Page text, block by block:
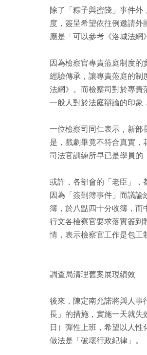
除了「粽子與蜜餞」事件
度，簽呈希望依往例邀請
應是「可以參考《洛城法網
因為檢察官專責蒞庭制度
經驗傳承，讓專責蒞庭的制
法網》。而檢察司對於專責
一般人對於法庭辯論的印象
一位檢察司同仁表示，新部
是，戲劇畢竟不符合真實
司法官訓練所早已是學員的
或許，各部會的「老臣」，
因為「簽到簿事件」而議
簿，於八點四十分收簿，而
行文各檢察官要求落實簽到
情，表示檢察官工作是包工
調查局清理舊案展現績效
後來，陳定南允諾將與人事
長」的措施，實施一天就失
日）彈性上班，希望以人
做法是「破壞行政紀律」。